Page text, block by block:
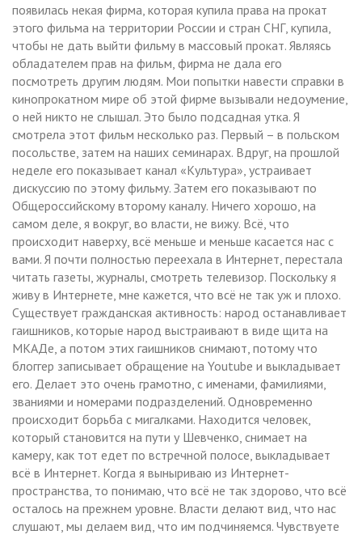
появилась некая фирма, которая купила права на прокат
этого фильма на территории России и стран СНГ, купила,
чтобы не дать выйти фильму в массовый прокат. Являясь
обладателем прав на фильм, фирма не дала его
посмотреть другим людям. Мои попытки навести справки в
кинопрокатном мире об этой фирме вызывали недоумение,
о ней никто не слышал. Это было подсадная утка. Я
смотрела этот фильм несколько раз. Первый – в польском
посольстве, затем на наших семинарах. Вдруг, на прошлой
неделе его показывает канал «Культура», устраивает
дискуссию по этому фильму. Затем его показывают по
Общероссийскому второму каналу. Ничего хорошо, на
самом деле, я вокруг, во власти, не вижу. Всё, что
происходит наверху, всё меньше и меньше касается нас с
вами. Я почти полностью переехала в Интернет, перестала
читать газеты, журналы, смотреть телевизор. Поскольку я
живу в Интернете, мне кажется, что всё не так уж и плохо.
Существует гражданская активность: народ останавливает
гаишников, которые народ выстраивают в виде щита на
МКАДе, а потом этих гаишников снимают, потому что
блоггер записывает обращение на Youtube и выкладывает
его. Делает это очень грамотно, с именами, фамилиями,
званиями и номерами подразделений. Одновременно
происходит борьба с мигалками. Находится человек,
который становится на пути у Шевченко, снимает на
камеру, как тот едет по встречной полосе, выкладывает
всё в Интернет. Когда я выныриваю из Интернет-
пространства, то понимаю, что всё не так здорово, что всё
осталось на прежнем уровне. Власти делают вид, что нас
слушают, мы делаем вид, что им подчиняемся. Чувствуете